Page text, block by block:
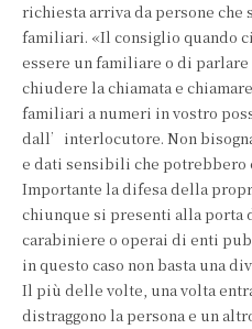
richiesta arriva da persone che
familiari. «Il consiglio quando
essere un familiare o di
chiudere la chiamata e
familiari a numeri in vostro
dall’interlocutore. Non
e dati sensibili che
Importante la difesa della
chiunque si presenti alla porta
carabiniere o operai di enti
in questo caso non basta una
Il più delle volte, una volta
distraggono la persona e un